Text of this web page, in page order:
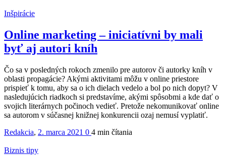
Inšpirácie
Online marketing – iniciatívni by mali
byť aj autori kníh
Čo sa v posledných rokoch zmenilo pre autorov či autorky kníh v
oblasti propagácie? Akými aktivitami môžu v online priestore
prispieť k tomu, aby sa o ich dielach vedelo a bol po nich dopyt? V
nasledujúcich riadkoch si predstavíme, akými spôsobmi a kde dať o
svojich literárnych počinoch vedieť. Pretože nekomunikovať online
sa autorom v súčasnej knižnej konkurencii ozaj nemusí vyplatiť.
Redakcia, 2. marca 2021 0 4 min čítania
Biznis tipy